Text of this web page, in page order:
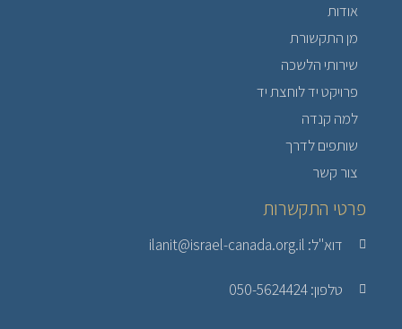
אודות
מן התקשורת
שירותי הלשכה
פרויקט יד לוחצת יד
למה קנדה
שותפים לדרך
צור קשר
פרטי התקשרות
דוא"ל: ilanit@israel-canada.org.il
טלפון: 050-5624424